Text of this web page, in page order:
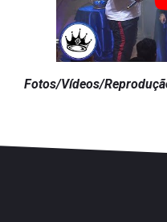
Fotos/Vídeos/